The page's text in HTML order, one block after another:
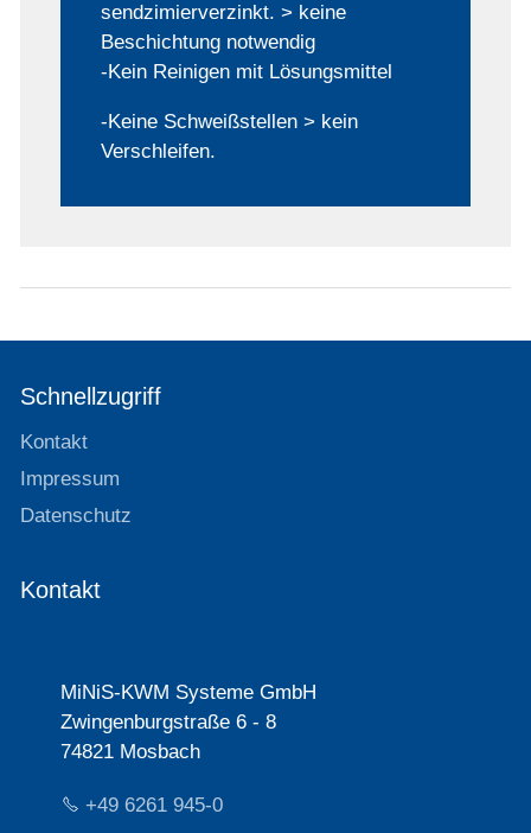
sendzimierverzinkt. > keine
Beschichtung notwendig
-Kein Reinigen mit Lösungsmittel
-Keine Schweißstellen > kein
Verschleifen.
Schnellzugriff
Kontakt
Impressum
Datenschutz
Kontakt
MiNiS-KWM Systeme GmbH
Zwingenburgstraße 6 - 8
74821 Mosbach
+49 6261 945-0